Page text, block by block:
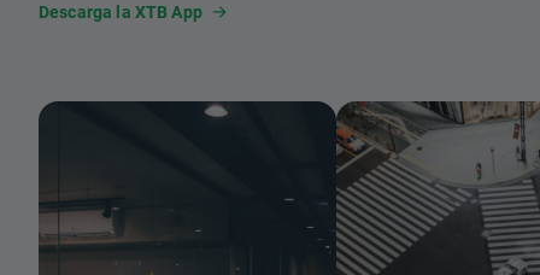
Descarga la XTB App